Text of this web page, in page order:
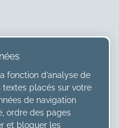
fonction d’analyse de
textes placés sur votre
de navigation
ordre des pages
et bloquer les
que je
×